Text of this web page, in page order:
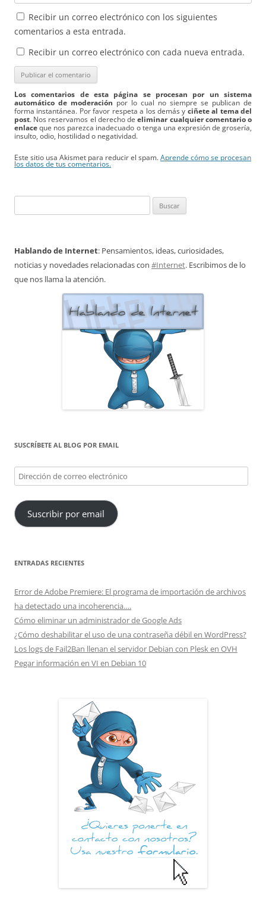
Recibir un correo electrónico con los siguientes
comentarios a esta entrada.
Recibir un correo electrónico con cada nueva entrada.
Los comentarios de esta página se procesan por un sistema
automático de moderación por lo cual no siempre se publican de
forma instantánea. Por favor respeta a los demás y ciñete al tema del
post. Nos reservamos el derecho deeliminar cualquier comentario o
enlace que nos parezca inadecuado o tenga una expresión de grosería,
insulto, odio, hostilidad o negatividad.
Este sitio usa Akismet para reducir el spam. Aprende cómo se procesan
los datos de tus comentarios.
Hablando de Internet: Pensamientos, ideas, curiosidades,
noticias y novedades relacionadas con #Internet. Escribimos de lo
que nos llama la atención.
SUSCRÍBETE AL BLOG POR EMAIL
Dirección
de
correo
electrónico
Suscribir por email
ENTRADAS RECIENTES
Error de Adobe Premiere: El programa de importación de archivos
ha detectado una incoherencia….
Cómo eliminar un administrador de Google Ads
¿Cómo deshabilitar el uso de una contraseña débil en WordPress?
Los logs de Fail2Ban llenan el servidor Debian con Plesk en OVH
Pegar información en VI en Debian 10